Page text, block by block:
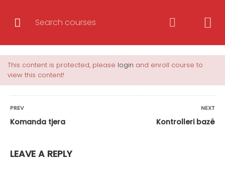
Hyrje në Laravel 6.x
Korrikula e Trajnimit Totali i mësimeve: 54
mësime Koha: 6 javë CoursesWebHyrje në
Laravel 6.x Rishikim i koncepteve të OOP-së 17
Leksioni1.1 Klasa Leksioni1.2 Objekti Leksioni1.3
Leksioni1.5 Atributet dhe metodat statike
This content is protected, please login and enroll course to
view this content!
PREV
Komanda tjera
NEXT
Kontrolleri bazë
LEAVE A REPLY